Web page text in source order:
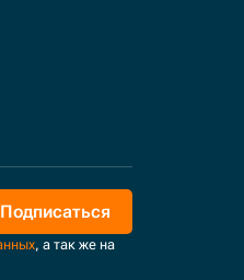
Подписаться
, а так же на